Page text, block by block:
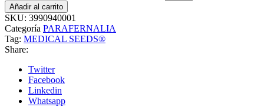
Añadir al carrito
SKU: 3990940001
Categoría PARAFERNALIA
Tag: MEDICAL SEEDS®
Share:
Twitter
Facebook
Linkedin
Whatsapp